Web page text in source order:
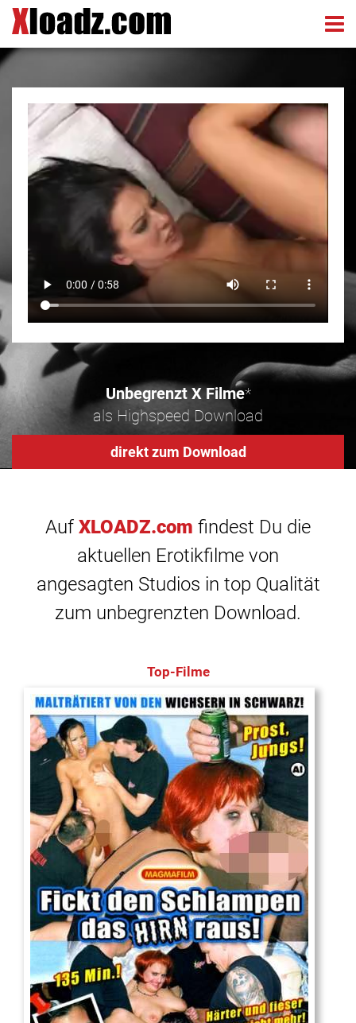
Unbegrenzt X Filme*
als Highspeed Download
direkt zum Download
Auf XLOADZ.com findest Du die
aktuellen Erotikfilme von
angesagten Studios in top Qualität
zum unbegrenzten Download.
Top-Filme